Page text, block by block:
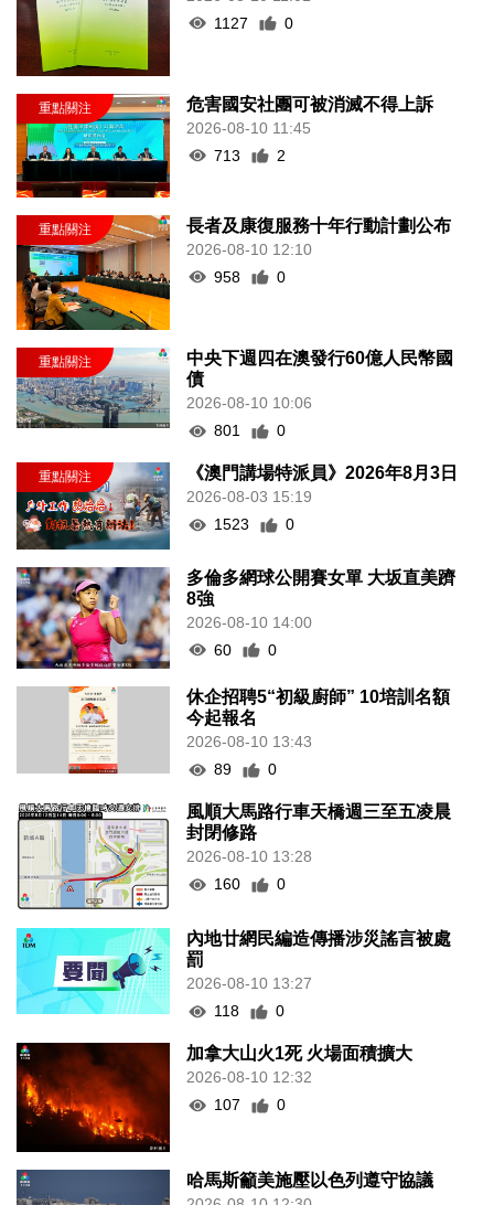
1127
0
危害國安社團可被消滅不得上訴
2026-08-10 11:45
713
2
長者及康復服務十年行動計劃公布
2026-08-10 12:10
958
0
中央下週四在澳發行60億人民幣國
債
2026-08-10 10:06
801
0
《澳門講場特派員》2026年8月3日
2026-08-03 15:19
1523
0
多倫多網球公開賽女單 大坂直美躋
8強
2026-08-10 14:00
60
0
休企招聘5“初級廚師” 10培訓名額
今起報名
2026-08-10 13:43
89
0
風順大馬路行車天橋週三至五凌晨
封閉修路
2026-08-10 13:28
160
0
內地廿網民編造傳播涉災謠言被處
罰
2026-08-10 13:27
118
0
加拿大山火1死 火場面積擴大
2026-08-10 12:32
107
0
哈馬斯籲美施壓以色列遵守協議